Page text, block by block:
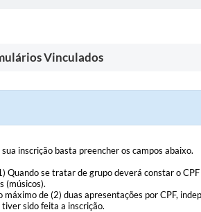
Vinculados
inscrição basta preencher os campos abaixo.
Quando se tratar de grupo deverá constar o
(músicos).
máximo de (2) duas apresentações por CPF,
sido feita a inscrição.